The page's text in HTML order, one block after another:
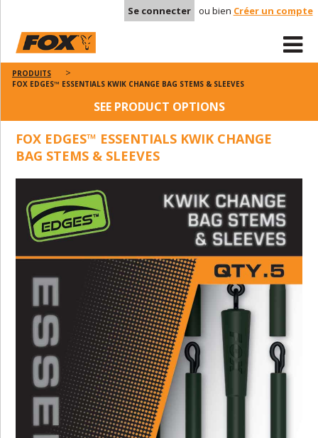
Se connecter ou bien Créer un compte
PRODUITS
FOX EDGES™ ESSENTIALS KWIK CHANGE BAG STEMS & SLEEVES
SEE PRODUCT OPTIONS
FOX EDGES™ ESSENTIALS KWIK CHANGE
BAG STEMS & SLEEVES